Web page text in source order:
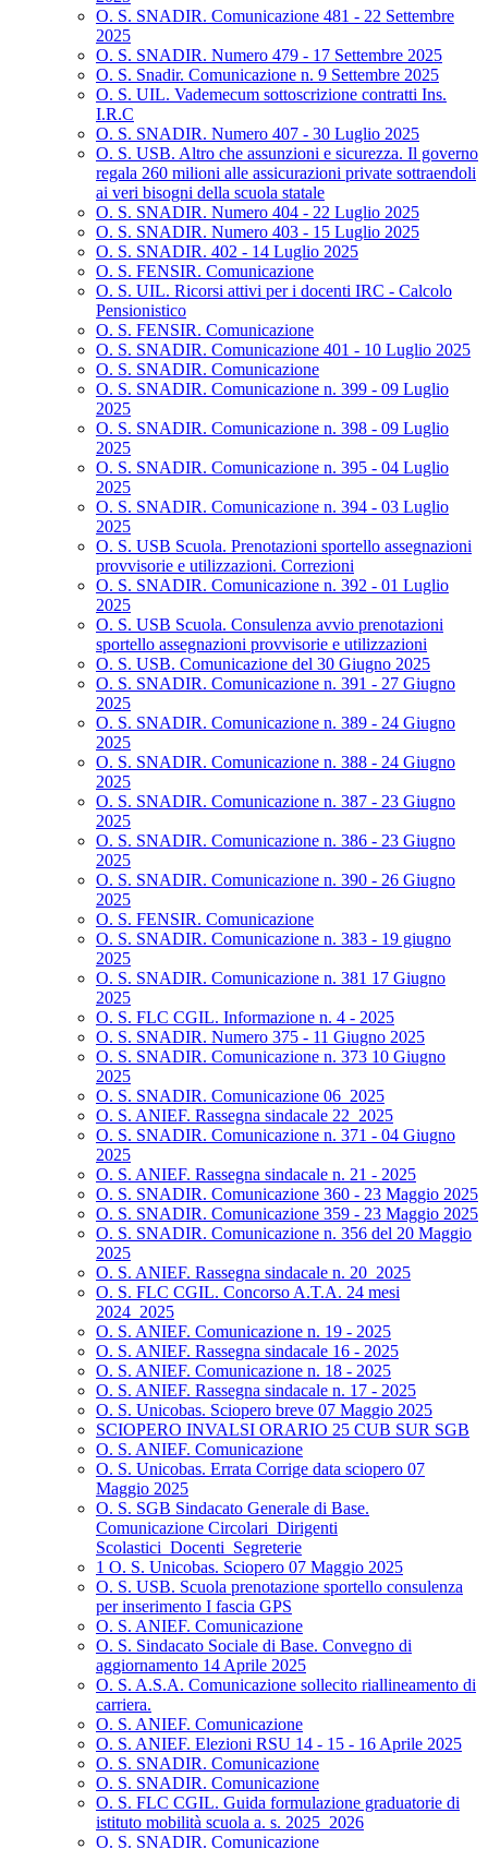
O. S. SNADIR. Comunicazione 481 - 22 Settembre
2025
O. S. SNADIR. Numero 479 - 17 Settembre 2025
O. S. Snadir. Comunicazione n. 9 Settembre 2025
O. S. UIL. Vademecum sottoscrizione contratti Ins.
I.R.C
O. S. SNADIR. Numero 407 - 30 Luglio 2025
O. S. USB. Altro che assunzioni e sicurezza. Il governo
regala 260 milioni alle assicurazioni private sottraendoli
ai veri bisogni della scuola statale
O. S. SNADIR. Numero 404 - 22 Luglio 2025
O. S. SNADIR. Numero 403 - 15 Luglio 2025
O. S. SNADIR. 402 - 14 Luglio 2025
O. S. FENSIR. Comunicazione
O. S. UIL. Ricorsi attivi per i docenti IRC - Calcolo
Pensionistico
O. S. FENSIR. Comunicazione
O. S. SNADIR. Comunicazione 401 - 10 Luglio 2025
O. S. SNADIR. Comunicazione
O. S. SNADIR. Comunicazione n. 399 - 09 Luglio
2025
O. S. SNADIR. Comunicazione n. 398 - 09 Luglio
2025
O. S. SNADIR. Comunicazione n. 395 - 04 Luglio
2025
O. S. SNADIR. Comunicazione n. 394 - 03 Luglio
2025
O. S. USB Scuola. Prenotazioni sportello assegnazioni
provvisorie e utilizzazioni. Correzioni
O. S. SNADIR. Comunicazione n. 392 - 01 Luglio
2025
O. S. USB Scuola. Consulenza avvio prenotazioni
sportello assegnazioni provvisorie e utilizzazioni
O. S. USB. Comunicazione del 30 Giugno 2025
O. S. SNADIR. Comunicazione n. 391 - 27 Giugno
2025
O. S. SNADIR. Comunicazione n. 389 - 24 Giugno
2025
O. S. SNADIR. Comunicazione n. 388 - 24 Giugno
2025
O. S. SNADIR. Comunicazione n. 387 - 23 Giugno
2025
O. S. SNADIR. Comunicazione n. 386 - 23 Giugno
2025
O. S. SNADIR. Comunicazione n. 390 - 26 Giugno
2025
O. S. FENSIR. Comunicazione
O. S. SNADIR. Comunicazione n. 383 - 19 giugno
2025
O. S. SNADIR. Comunicazione n. 381 17 Giugno
2025
O. S. FLC CGIL. Informazione n. 4 - 2025
O. S. SNADIR. Numero 375 - 11 Giugno 2025
O. S. SNADIR. Comunicazione n. 373 10 Giugno
2025
O. S. SNADIR. Comunicazione 06_2025
O. S. ANIEF. Rassegna sindacale 22_2025
O. S. SNADIR. Comunicazione n. 371 - 04 Giugno
2025
O. S. ANIEF. Rassegna sindacale n. 21 - 2025
O. S. SNADIR. Comunicazione 360 - 23 Maggio 2025
O. S. SNADIR. Comunicazione 359 - 23 Maggio 2025
O. S. SNADIR. Comunicazione n. 356 del 20 Maggio
2025
O. S. ANIEF. Rassegna sindacale n. 20_2025
O. S. FLC CGIL. Concorso A.T.A. 24 mesi
2024_2025
O. S. ANIEF. Comunicazione n. 19 - 2025
O. S. ANIEF. Rassegna sindacale 16 - 2025
O. S. ANIEF. Comunicazione n. 18 - 2025
O. S. ANIEF. Rassegna sindacale n. 17 - 2025
O. S. Unicobas. Sciopero breve 07 Maggio 2025
SCIOPERO INVALSI ORARIO 25 CUB SUR SGB
O. S. ANIEF. Comunicazione
O. S. Unicobas. Errata Corrige data sciopero 07
Maggio 2025
O. S. SGB Sindacato Generale di Base.
Comunicazione Circolari_Dirigenti
Scolastici_Docenti_Segreterie
1 O. S. Unicobas. Sciopero 07 Maggio 2025
O. S. USB. Scuola prenotazione sportello consulenza
per inserimento I fascia GPS
O. S. ANIEF. Comunicazione
O. S. Sindacato Sociale di Base. Convegno di
aggiornamento 14 Aprile 2025
O. S. A.S.A. Comunicazione sollecito riallineamento di
carriera.
O. S. ANIEF. Comunicazione
O. S. ANIEF. Elezioni RSU 14 - 15 - 16 Aprile 2025
O. S. SNADIR. Comunicazione
O. S. SNADIR. Comunicazione
O. S. FLC CGIL. Guida formulazione graduatorie di
istituto mobilità scuola a. s. 2025_2026
O. S. SNADIR. Comunicazione